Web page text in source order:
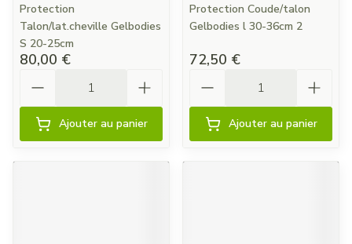
Protection
Talon/lat.cheville Gelbodies
S 20-25cm
80,00 €
Ajouter au panier
Protection Coude/talon
Gelbodies l 30-36cm 2
72,50 €
Ajouter au panier